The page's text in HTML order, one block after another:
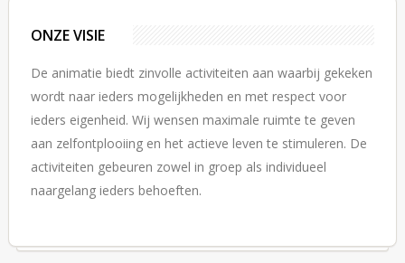
ONZE VISIE
De animatie biedt zinvolle activiteiten aan waarbij gekeken
wordt naar ieders mogelijkheden en met respect voor
ieders eigenheid. Wij wensen maximale ruimte te geven
aan zelfontplooiing en het actieve leven te stimuleren. De
activiteiten gebeuren zowel in groep als individueel
naargelang ieders behoeften.